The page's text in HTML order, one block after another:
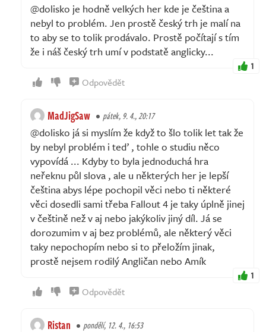
@dolisko je hodně velkých her kde je čeština a
nebyl to problém. Jen prostě český trh je malí na
to aby se to tolik prodávalo. Prostě počítají s tím
že i náš český trh umí v podstatě anglicky...
1
Odpovědět
MadJigSaw pátek, 9. 4., 20:17
@dolisko já si myslím že když to šlo tolik let tak že
by nebyl problém i teď , tohle o studiu něco
vypovídá ... Kdyby to byla jednoduchá hra
neřeknu půl slova , ale u některých her je lepší
čeština abys lépe pochopil věci nebo ti některé
věci dosedli sami třeba Fallout 4 je taky úplně jinej
v češtině než v aj nebo jakýkoliv jiný díl. Já se
dorozumim v aj bez problémů, ale některý věci
taky nepochopím nebo si to přeložím jinak,
prostě nejsem rodilý Angličan nebo Amík
1
Odpovědět
Ristan pondělí, 12. 4., 16:53